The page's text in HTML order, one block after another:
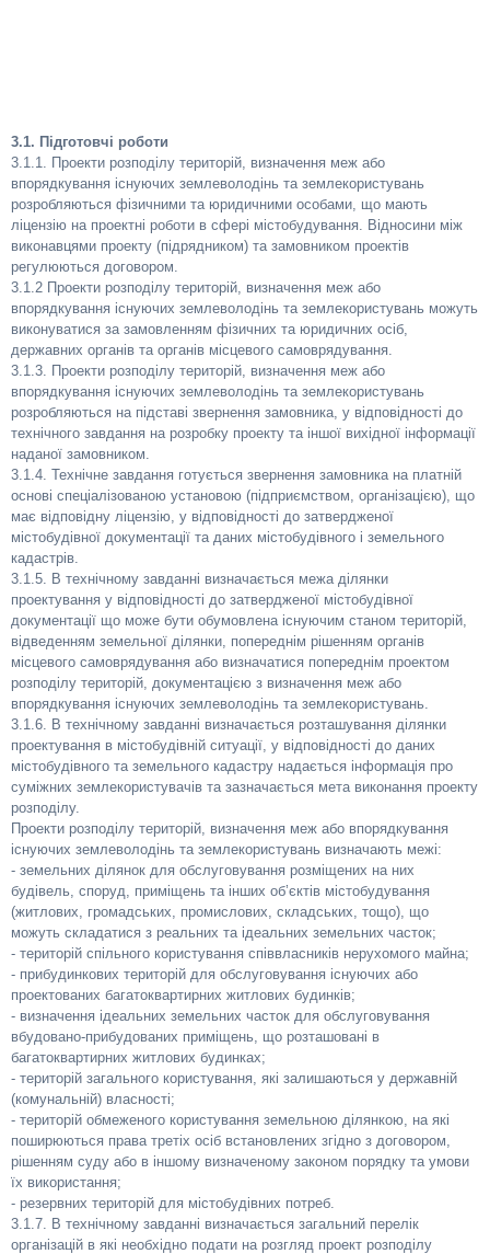
3.1. Підготовчі роботи
3.1.1. Проекти розподілу територій, визначення меж або
впорядкування існуючих землеволодінь та землекористувань
розробляються фізичними та юридичними особами, що мають
ліцензію на проектні роботи в сфері містобудування. Відносини між
виконавцями проекту (підрядником) та замовником проектів
регулюються договором.
3.1.2 Проекти розподілу територій, визначення меж або
впорядкування існуючих землеволодінь та землекористувань можуть
виконуватися за замовленням фізичних та юридичних осіб,
державних органів та органів місцевого самоврядування.
3.1.3. Проекти розподілу територій, визначення меж або
впорядкування існуючих землеволодінь та землекористувань
розробляються на підставі звернення замовника, у відповідності до
технічного завдання на розробку проекту та іншої вихідної інформації
наданої замовником.
3.1.4. Технічне завдання готується звернення замовника на платній
основі спеціалізованою установою (підприємством, організацією), що
має відповідну ліцензію, у відповідності до затвердженої
містобудівної документації та даних містобудівного і земельного
кадастрів.
3.1.5. В технічному завданні визначається межа ділянки
проектування у відповідності до затвердженої містобудівної
документації що може бути обумовлена існуючим станом територій,
відведенням земельної ділянки, попереднім рішенням органів
місцевого самоврядування або визначатися попереднім проектом
розподілу територій, документацією з визначення меж або
впорядкування існуючих землеволодінь та землекористувань.
3.1.6. В технічному завданні визначається розташування ділянки
проектування в містобудівній ситуації, у відповідності до даних
містобудівного та земельного кадастру надається інформація про
суміжних землекористувачів та зазначається мета виконання проекту
розподілу.
Проекти розподілу територій, визначення меж або впорядкування
існуючих землеволодінь та землекористувань визначають межі:
- земельних ділянок для обслуговування розміщених на них
будівель, споруд, приміщень та інших об’єктів містобудування
(житлових, громадських, промислових, складських, тощо), що
можуть складатися з реальних та ідеальних земельних часток;
- територій спільного користування співвласників нерухомого майна;
- прибудинкових територій для обслуговування існуючих або
проектованих багатоквартирних житлових будинків;
- визначення ідеальних земельних часток для обслуговування
вбудовано-прибудованих приміщень, що розташовані в
багатоквартирних житлових будинках;
- територій загального користування, які залишаються у державній
(комунальній) власності;
- територій обмеженого користування земельною ділянкою, на які
поширюються права третіх осіб встановлених згідно з договором,
рішенням суду або в іншому визначеному законом порядку та умови
їх використання;
- резервних територій для містобудівних потреб.
3.1.7. В технічному завданні визначається загальний перелік
організацій в які необхідно подати на розгляд проект розподілу